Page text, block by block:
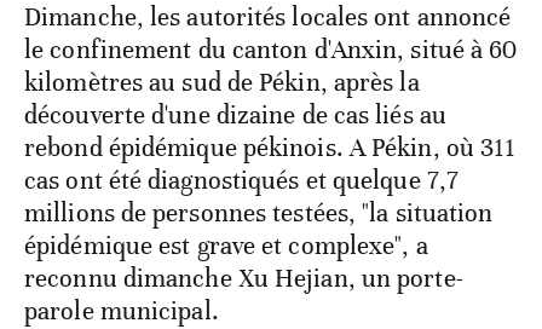
Dimanche, les autorités locales ont annoncé
le confinement du canton d'Anxin, situé à 60
kilomètres au sud de Pékin, après la
découverte d'une dizaine de cas liés au
rebond épidémique pékinois. A Pékin, où 311
cas ont été diagnostiqués et quelque 7,7
millions de personnes testées, "la situation
épidémique est grave et complexe", a
reconnu dimanche Xu Hejian, un porte-
parole municipal.